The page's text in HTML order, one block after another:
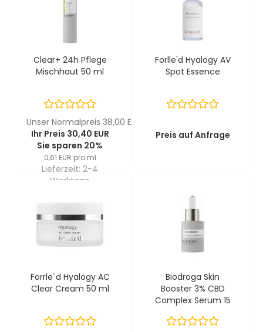
Clear+ 24h Pflege
Mischhaut 50 ml
Unser Normalpreis 38,00 EUR
Ihr Preis 30,40 EUR
Sie sparen 20%
0,61 EUR pro ml
Lieferzeit: 2-4
Werktage
Forlle'd Hyalogy AV
Spot Essence
Preis auf Anfrage
Forrle`d Hyalogy AC
Clear Cream 50 ml
Biodroga Skin
Booster 3% CBD
Complex Serum 15